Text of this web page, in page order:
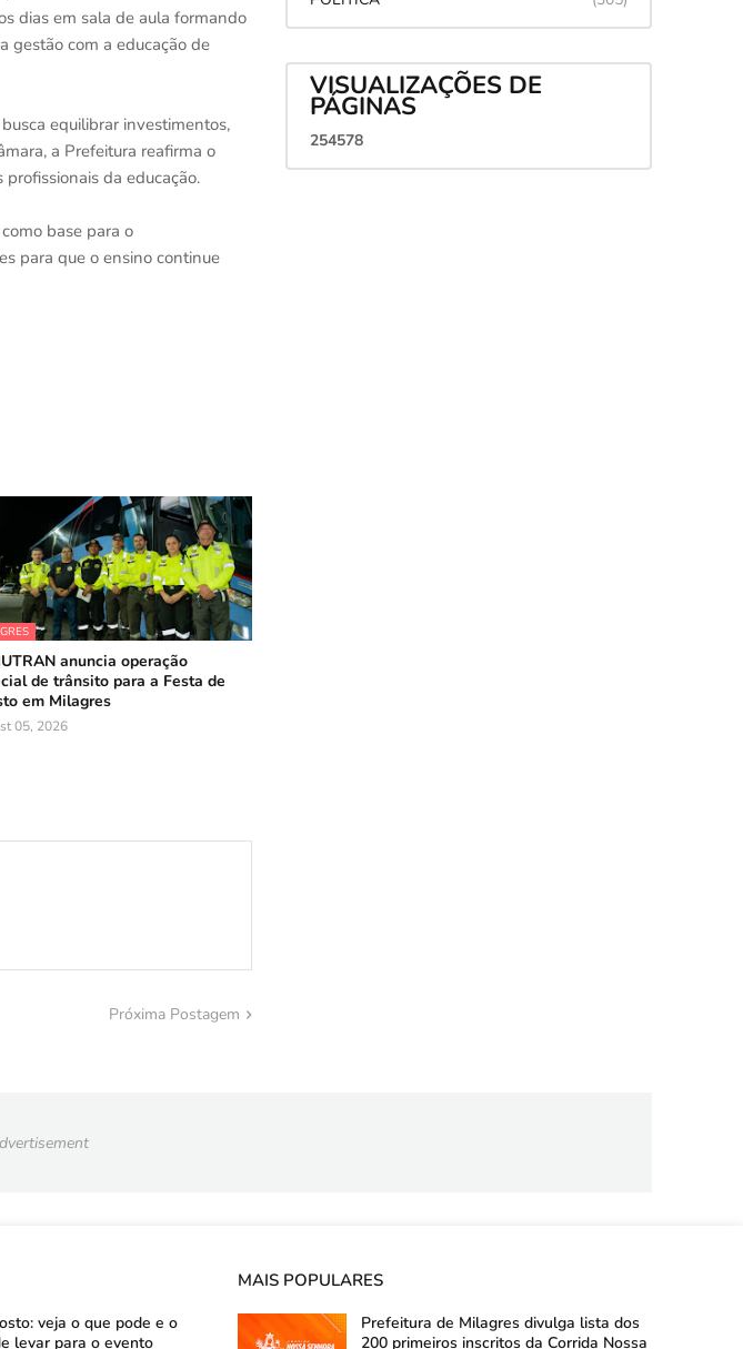
dias em sala de aula formando
gestão com a educação de
equilibrar investimentos,
a Prefeitura reafirma o
da educação.
base para o
para que o ensino continue
anuncia operação
de trânsito para a Festa de
em Milagres
05, 2026
Próxima Postagem
VISUALIZAÇÕES DE
PÁGINAS
254578
veja o que pode e o
levar para o evento
MAIS POPULARES
Prefeitura de Milagres divulga lista dos
200 primeiros inscritos da Corrida Nossa